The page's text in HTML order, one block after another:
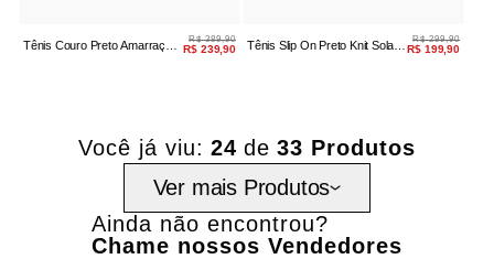
Tênis Couro Preto Amarração
R$ 389,90
R$ 239,90
Tênis Slip On Preto Knit Sola
R$ 299,90
R$ 199,90
Você já viu: 24 de 33 Produtos
Ver mais Produtos
Ainda não encontrou?
Chame nossos Vendedores